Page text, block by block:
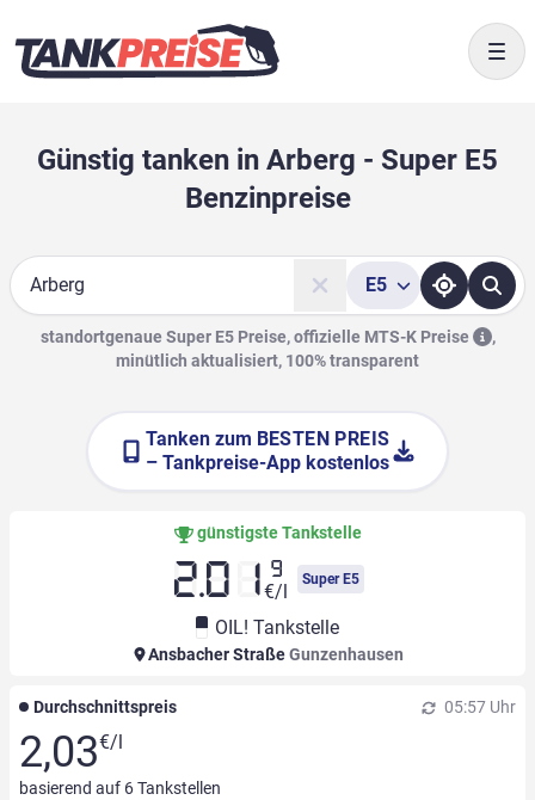
Günstig tanken in Arberg - Super E5
Benzinpreise
Suche
E5
standortgenaue Super E5 Preise, offizielle MTS-K Preise
,
minütlich aktualisiert, 100% transparent
Tanken zum BESTEN PREIS
– Tankpreise-App kostenlos
günstigste Tankstelle
2.01 9
€/l
Super E5
OIL! Tankstelle
Ansbacher StraßeGunzenhausen
Durchschnittspreis 05:57 Uhr
2,03€/l
basierend auf 6Tankstellen